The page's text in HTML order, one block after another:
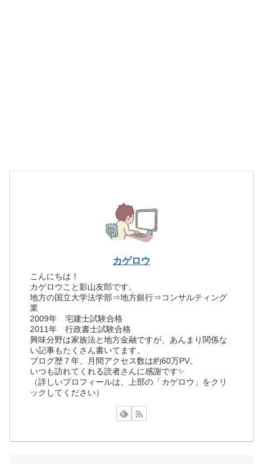
カゲロウ
こんにちは！
カゲロウこと影山友郎です。
地方の国立大学法学部⇒地方銀行⇒コンサルティング
業
2009年 宅建士試験合格
2011年 行政書士試験合格
興味分野は家族法と地方金融ですが、あんまり関係な
い記事もたくさん書いてます。
ブログ歴７年、月間アクセス数は約60万PV。
いつも訪れてくれる読者さんに感謝です✨
（詳しいプロフィールは、上部の「カゲロウ」をクリ
ックしてください）